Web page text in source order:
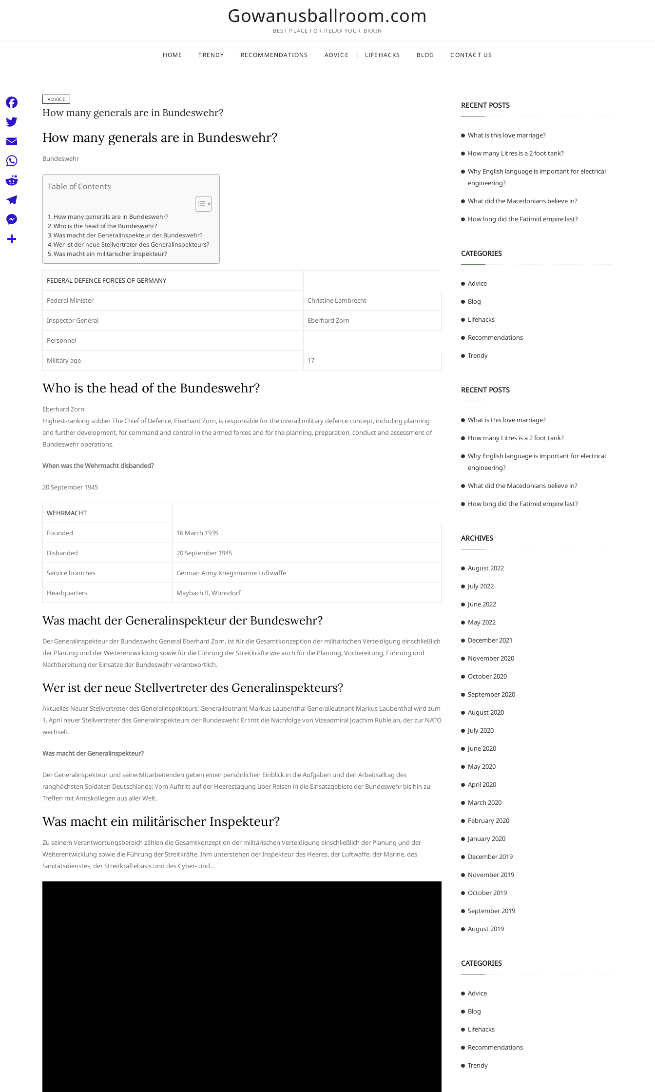
Gowanusballroom.com
BEST PLACE FOR RELAX YOUR BRAIN
HOME TRENDY RECOMMENDATIONS ADVICE LIFEHACKS BLOG CONTACT US
ADVICE
How many generals are in Bundeswehr?
How many generals are in Bundeswehr?
Bundeswehr
Table of Contents
How many generals are in Bundeswehr?
Who is the head of the Bundeswehr?
Was macht der Generalinspekteur der Bundeswehr?
Wer ist der neue Stellvertreter des Generalinspekteurs?
Was macht ein militärischer Inspekteur?
FEDERAL DEFENCE FORCES OF GERMANY
Federal Minister Christine Lambrecht
Inspector General Eberhard Zorn
Personnel
Military age 17
Who is the head of the Bundeswehr?
Eberhard Zorn
Highest-ranking soldier The Chief of Defence, Eberhard Zorn, is responsible for the overall military defence concept, including planning
and further development, for command and control in the armed forces and for the planning, preparation, conduct and assessment of
Bundeswehr operations.
When was the Wehrmacht disbanded?
20 September 1945
WEHRMACHT
Founded 16 March 1935
Disbanded 20 September 1945
Service branches German Army Kriegsmarine Luftwaffe
Headquarters Maybach II, Wünsdorf
Was macht der Generalinspekteur der Bundeswehr?
Der Generalinspekteur der Bundeswehr, General Eberhard Zorn, ist für die Gesamtkonzeption der militärischen Verteidigung einschließlich
der Planung und der Weiterentwicklung sowie für die Führung der Streitkräfte wie auch für die Planung, Vorbereitung, Führung und
Nachbereitung der Einsätze der Bundeswehr verantwortlich.
Wer ist der neue Stellvertreter des Generalinspekteurs?
Aktuelles Neuer Stellvertreter des Generalinspekteurs: Generalleutnant Markus Laubenthal Generalleutnant Markus Laubenthal wird zum
1. April neuer Stellvertreter des Generalinspekteurs der Bundeswehr. Er tritt die Nachfolge von Vizeadmiral Joachim Rühle an, der zur NATO
wechselt.
Was macht der Generalinspekteur?
Der Generalinspekteur und seine Mitarbeitenden geben einen persönlichen Einblick in die Aufgaben und den Arbeitsalltag des
ranghöchsten Soldaten Deutschlands: Vom Auftritt auf der Heerestagung über Reisen in die Einsatzgebiete der Bundeswehr bis hin zu
Treffen mit Amtskollegen aus aller Welt.
Was macht ein militärischer Inspekteur?
Zu seinem Verantwortungsbereich zählen die Gesamtkonzeption der militärischen Verteidigung einschließlich der Planung und der
Weiterentwicklung sowie die Führung der Streitkräfte. Ihm unterstehen der Inspekteur des Heeres, der Luftwaffe, der Marine, des
Sanitätsdienstes, der Streitkräftebasis und des Cyber- und…
RECENT POSTS
What is this love marriage?
How many Litres is a 2 foot tank?
Why English language is important for electrical
engineering?
What did the Macedonians believe in?
How long did the Fatimid empire last?
CATEGORIES
Advice
Blog
Lifehacks
Recommendations
Trendy
RECENT POSTS
What is this love marriage?
How many Litres is a 2 foot tank?
Why English language is important for electrical
engineering?
What did the Macedonians believe in?
How long did the Fatimid empire last?
ARCHIVES
August 2022
July 2022
June 2022
May 2022
December 2021
November 2020
October 2020
September 2020
August 2020
July 2020
June 2020
May 2020
April 2020
March 2020
February 2020
January 2020
December 2019
November 2019
October 2019
September 2019
August 2019
CATEGORIES
Advice
Blog
Lifehacks
Recommendations
Trendy
F
e
b
T
t
e
E
W
d
T